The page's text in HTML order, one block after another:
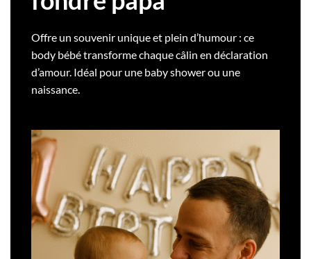
Offre un souvenir unique et plein d’humour : ce
body bébé transforme chaque câlin en déclaration
d’amour. Idéal pour une baby shower ou une
naissance.